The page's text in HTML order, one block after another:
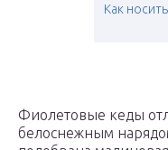
Как
Фиолетовые кеды
белоснежным